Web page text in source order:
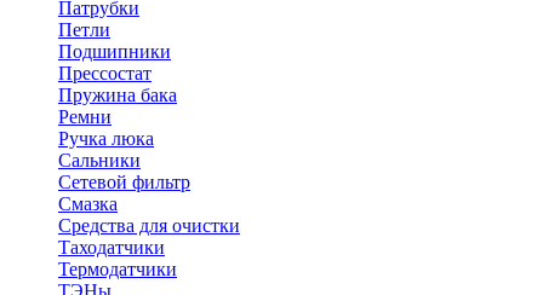
Патрубки
Петли
Подшипники
Прессостат
Пружина бака
Ремни
Ручка люка
Сальники
Сетевой фильтр
Смазка
Средства для очистки
Таходатчики
Термодатчики
ТЭНы